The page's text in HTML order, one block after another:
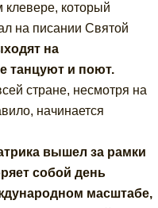
клевере, который
на писании Святой
на
танцуют и поют.
стране, несмотря на
начинается
вышел за рамки
собой день
масштабе,